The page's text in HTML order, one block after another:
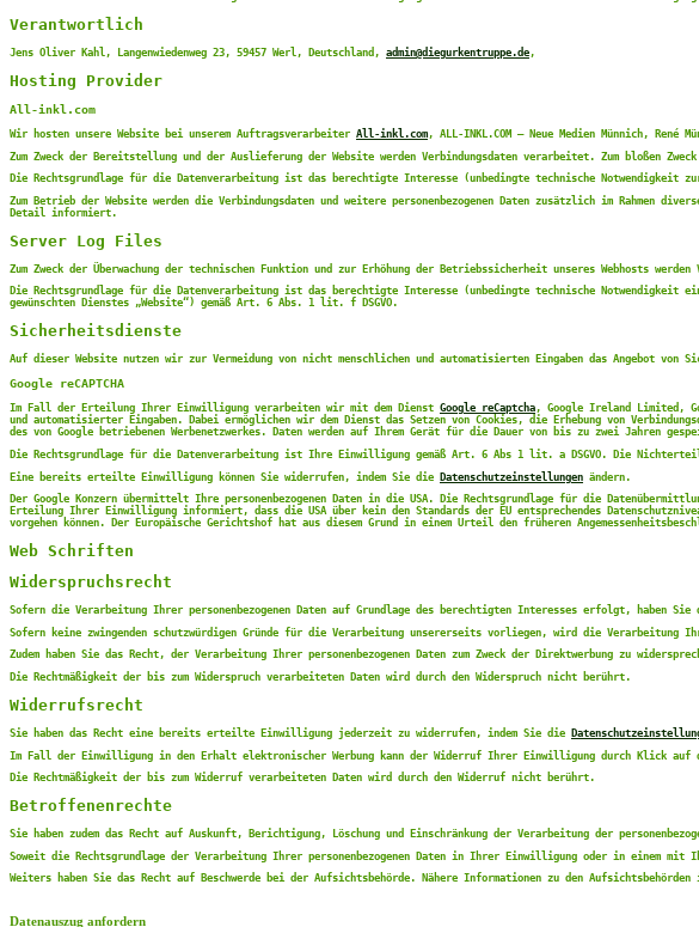
Verantwortlich
Jens Oliver Kahl, Langenwiedenweg 23, 59457 Werl, Deutschland, admin@diegurkentruppe.de ,
Hosting Provider
All-inkl.com
Wir hosten unsere Website bei unserem Auftragsverarbeiter All-inkl.com , ALL-INKL.COM – Neue Medien Münnich,
Zum Zweck der Bereitstellung und der Auslieferung der Website werden Verbindungsdaten verarbeitet. Zum bloßen
Die Rechtsgrundlage für die Datenverarbeitung ist das berechtigte Interesse (unbedingte technische Notwendigkeit
Zum Betrieb der Website werden die Verbindungsdaten und weitere personenbezogenen Daten zusätzlich im Rahmen
Detail informiert.
Server Log Files
Zum Zweck der Überwachung der technischen Funktion und zur Erhöhung der Betriebssicherheit unseres Webhosts
Die Rechtsgrundlage für die Datenverarbeitung ist das berechtigte Interesse (unbedingte technische Notwendigkeit
gewünschten Dienstes „Website“) gemäß Art. 6 Abs. 1 lit. f DSGVO.
Sicherheitsdienste
Auf dieser Website nutzen wir zur Vermeidung von nicht menschlichen und automatisierten Eingaben das Angebot von
Google reCAPTCHA
Im Fall der Erteilung Ihrer Einwilligung verarbeiten wir mit dem Dienst Google reCaptcha , Google Ireland Limited,
und automatisierter Eingaben. Dabei ermöglichen wir dem Dienst das Setzen von Cookies, die Erhebung von
des von Google betriebenen Werbenetzwerkes. Daten werden auf Ihrem Gerät für die Dauer von bis zu zwei Jahren
Die Rechtsgrundlage für die Datenverarbeitung ist Ihre Einwilligung gemäß Art. 6 Abs 1 lit. a DSGVO. Die
Eine bereits erteilte Einwilligung können Sie widerrufen, indem Sie die
Datenschutzeinstellungen ändern.
Der Google Konzern übermittelt Ihre personenbezogenen Daten in die USA. Die Rechtsgrundlage für die
Erteilung Ihrer Einwilligung informiert, dass die USA über kein den Standards der EU entsprechendes
vorgehen können. Der Europäische Gerichtshof hat aus diesem Grund in einem Urteil den früheren
Web Schriften
Widerspruchsrecht
Sofern die Verarbeitung Ihrer personenbezogenen Daten auf Grundlage des berechtigten Interesses erfolgt, haben Sie
Sofern keine zwingenden schutzwürdigen Gründe für die Verarbeitung unsererseits vorliegen, wird die Verarbeitung
Zudem haben Sie das Recht, der Verarbeitung Ihrer personenbezogenen Daten zum Zweck der Direktwerbung zu
Die Rechtmäßigkeit der bis zum Widerspruch verarbeiteten Daten wird durch den Widerspruch nicht berührt.
Widerrufsrecht
Sie haben das Recht eine bereits erteilte Einwilligung jederzeit zu widerrufen, indem Sie die
Im Fall der Einwilligung in den Erhalt elektronischer Werbung kann der Widerruf Ihrer Einwilligung durch Klick
Die Rechtmäßigkeit der bis zum Widerruf verarbeiteten Daten wird durch den Widerruf nicht berührt.
Betroffenenrechte
Sie haben zudem das Recht auf Auskunft, Berichtigung, Löschung und Einschränkung der Verarbeitung der
Soweit die Rechtsgrundlage der Verarbeitung Ihrer personenbezogenen Daten in Ihrer Einwilligung oder in einem mit
Weiters haben Sie das Recht auf Beschwerde bei der Aufsichtsbehörde. Nähere Informationen zu den
Datenauszug anfordern